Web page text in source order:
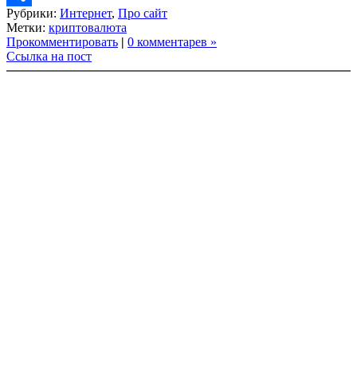
Link
Share
Рубрики: Интернет, Про сайт
Метки: криптовалюта
Прокомментировать | 0 комментарев »
Ссылка на пост